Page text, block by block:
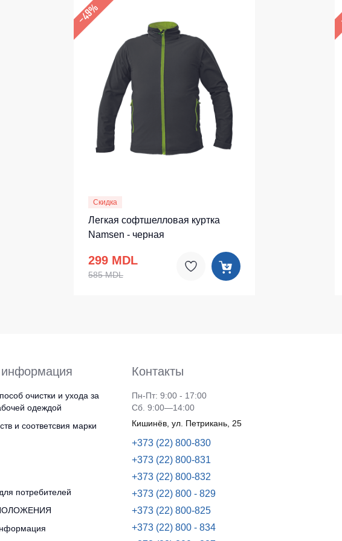
–49%
Скидка
Легкая софтшелловая куртка
Namsen - черная
299 MDL
585 MDL
очистки и ухода за
одеждой
и соответсвия марки
потребителей
Контакты
Пн-Пт: 9:00 - 17:00
Сб. 9:00—14:00
Кишинёв, ул. Петрикань, 25
+373 (22) 800-830
+373 (22) 800-831
+373 (22) 800-832
+373 (22) 800 - 829
+373 (22) 800-825
+373 (22) 800 - 834